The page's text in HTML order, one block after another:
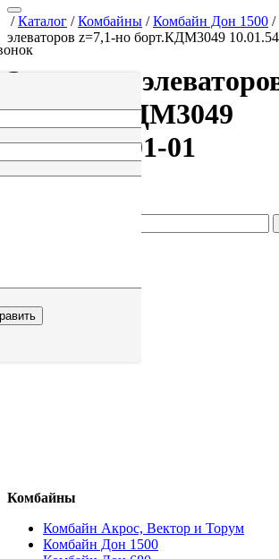
/Каталог /Комбайны /Комбайн Дон 1500 /
элеваторов z=7,1-но борт.КДМ3049
Звездочка
но борт.КДМ3049
10.01.54.201-01
Комбайны
Комбайн Акрос, Вектор и Торум
Комбайн Дон 1500